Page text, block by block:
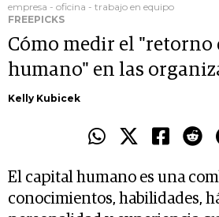
empresa - oficina - trabajo en equipo
FREEPICKS
Cómo medir el "retorno
humano" en las
Kelly Kubicek
El capital humano es una
conocimientos, habilidades,